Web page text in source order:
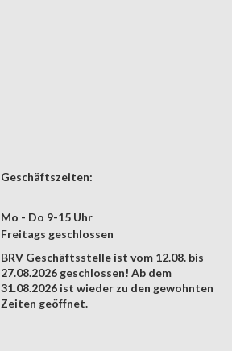
Geschäftszeiten:
Mo - Do 9-15 Uhr
Freitags geschlossen
BRV Geschäftsstelle ist vom 12.08. bis
27.08.2026 geschlossen! Ab dem
31.08.2026 ist wieder zu den gewohnten
Zeiten geöffnet.